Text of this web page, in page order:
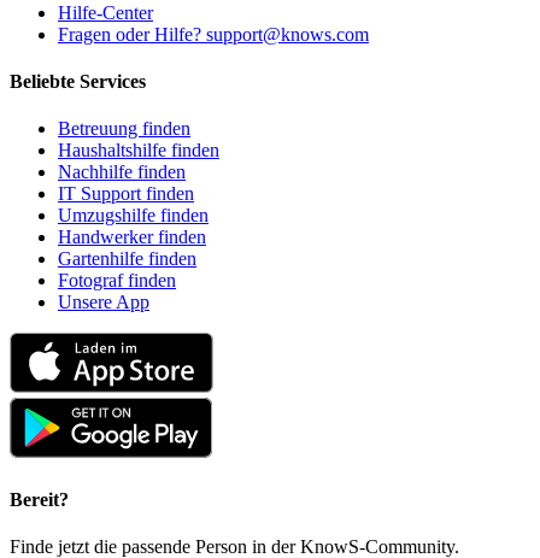
Hilfe-Center
Fragen oder Hilfe? support@knows.com
Beliebte Services
Betreuung finden
Haushaltshilfe finden
Nachhilfe finden
IT Support finden
Umzugshilfe finden
Handwerker finden
Gartenhilfe finden
Fotograf finden
Unsere App
Bereit?
Finde jetzt die passende Person in der KnowS-Community.